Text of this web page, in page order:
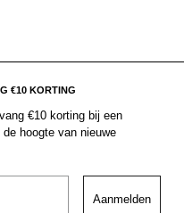
€10 KORTING
€10 korting bij een
hoogte van nieuwe
Aanmelden